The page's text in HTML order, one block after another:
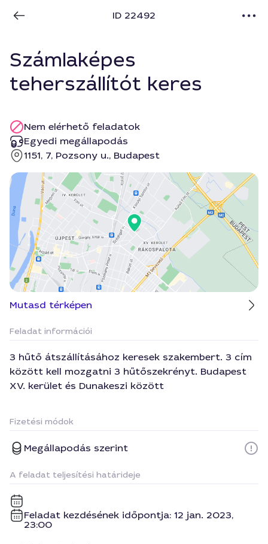
ID 22492
Számlaképes
teherszállítót keres
Nem elérhető feladatok
Egyedi megállapodás
1151, 7, Pozsony u., Budapest
Mutasd térképen
Feladat információi
3 hűtő átszállításához keresek szakembert. 3 cím
között kell mozgatni 3 hűtőszekrényt. Budapest
XV. kerület és Dunakeszi között
Fizetési módok
Megállapodás szerint
A feladat teljesítési határideje
Feladat kezdésének időpontja: 12 jan. 2023,
23:00